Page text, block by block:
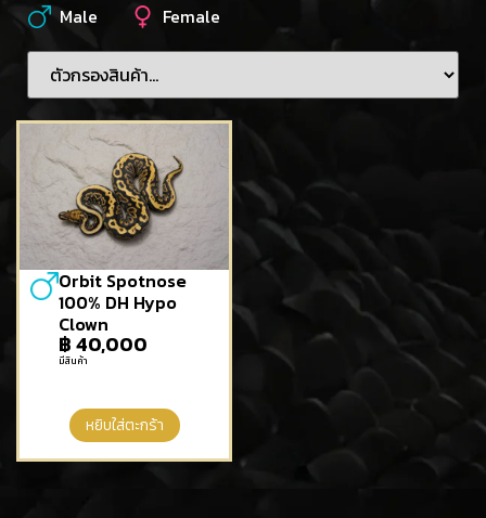
Male Female
Orbit Spotnose
100% DH Hypo
Clown
฿40,000
มีสินค้า
หยิบใส่ตะกร้า